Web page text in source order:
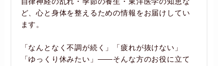
ど、心と身体を整えるための情報をお届けしてい
ます。
「なんとなく不調が続く」「疲れが抜けない」
「ゆっくり休みたい」――そんな方のお役に立て